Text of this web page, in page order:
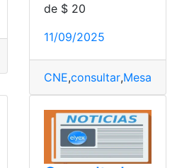
Miembros,MJRV,pago
de $ 20
11/09/2025
CNE,consultar,Mesas